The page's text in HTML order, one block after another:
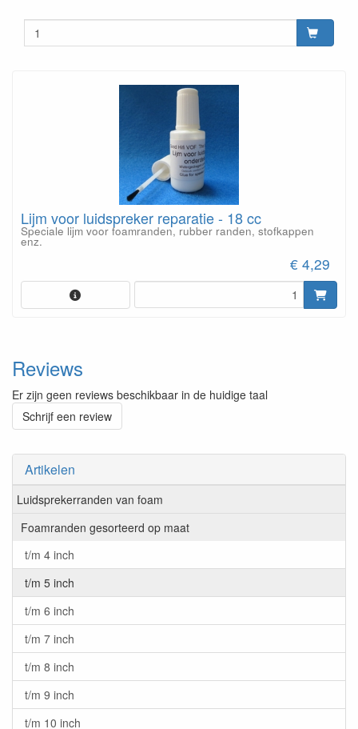
Artikelen
Luidsprekerranden van foam
Foamranden gesorteerd op maat
t/m 4 inch
t/m 5 inch
t/m 6 inch
t/m 7 inch
t/m 8 inch
t/m 9 inch
t/m 10 inch
Lijm voor luidspreker reparatie - 18 cc
Speciale lijm voor foamranden, rubber randen, stofkappen
enz.
€ 4,29
Reviews
Er zijn geen reviews beschikbaar in de huidige taal
Schrijf een review